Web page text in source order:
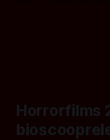
Horrorfilms